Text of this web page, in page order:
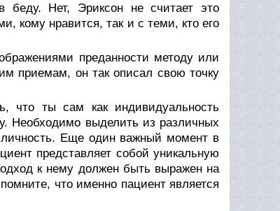
беду. Нет, Эриксон не считает это
кому нра­вится, так и с теми, кто его
преданности методу или
приемам, он так описал свою точку
что ты сам как индивидуальность
Необходимо выделить из различных
личность. Еще один важный момент в
представляет собой уникальную
к нему должен быть выражен на
что именно пациент яв­ляется